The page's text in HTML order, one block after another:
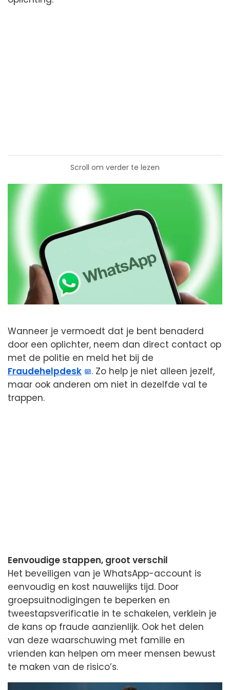
Scroll om verder te lezen
Wanneer je vermoedt dat je bent benaderd
door een oplichter, neem dan direct contact op
met de politie en meld het bij de
Fraudehelpdesk
. Zo help je niet alleen jezelf,
maar ook anderen om niet in dezelfde val te
trappen.
Eenvoudige stappen, groot verschil
Het beveiligen van je WhatsApp-account is
eenvoudig en kost nauwelijks tijd. Door
groepsuitnodigingen te beperken en
tweestapsverificatie in te schakelen, verklein je
de kans op fraude aanzienlijk. Ook het delen
van deze waarschuwing met familie en
vrienden kan helpen om meer mensen bewust
te maken van de risico’s.